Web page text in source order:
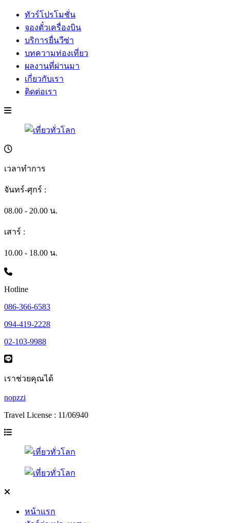
ทัวร์โปรโมชั่น
จองตั๋วเครื่องบิน
บริการยื่นวีซ่า
บทความท่องเที่ยว
ผลงานที่ผ่านมา
เกี่ยวกับเรา
ติดต่อเรา
เวลาทำการ
จันทร์-ศุกร์ :
08.00 - 20.00 น.
เสาร์ :
10.00 - 18.00 น.
Hotline
086-366-6583
094-419-2228
02-103-9988
เราช่วยคุณได้
nopzzi
Travel License : 11/06940
หน้าแรก